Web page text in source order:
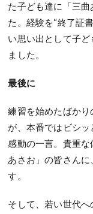
た子ども達に「三
た。経験を“終了証
い思い出として子
ました。
最後に
練習を始めたばか
が、本番ではビシ
感動の一言。貴重
あさお」の皆さん
す。
そして、若い世代